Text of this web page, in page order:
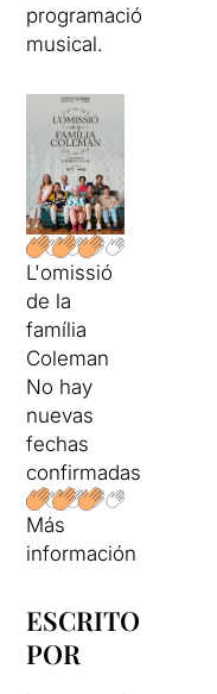
programació
musical.
L'omissió
de la
família
Coleman
No hay
nuevas
fechas
confirmadas
Más
información
ESCRITO
POR